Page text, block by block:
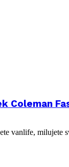
Coleman
vanlife, milujete